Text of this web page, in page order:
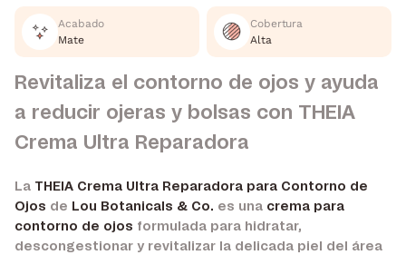
Acabado
Mate
Cobertura
Alta
Revitaliza el contorno de ojos y ayuda
a reducir ojeras y bolsas con THEIA
Crema Ultra Reparadora
La THEIA Crema Ultra Reparadora para Contorno de
Ojos de Lou Botanicals & Co. es una crema para
contorno de ojos formulada para hidratar,
descongestionar y revitalizar la delicada piel del área